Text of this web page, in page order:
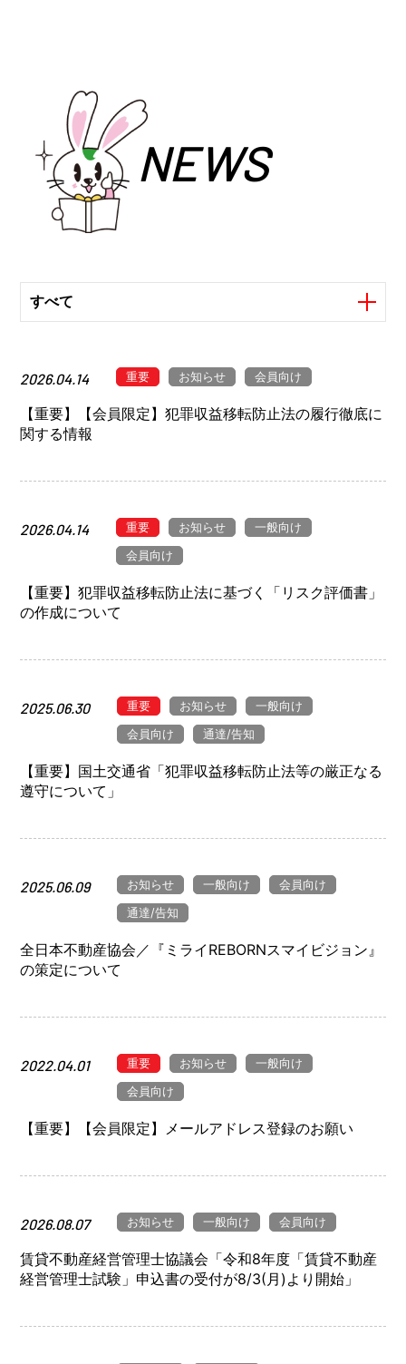
NEWS
すべて
2026.04.14 重要 お知らせ 会員向け
【重要】【会員限定】犯罪収益移転防止法の履行徹底に
関する情報
2026.04.14 重要 お知らせ
一般向け
会員向け
【重要】犯罪収益移転防止法に基づく「リスク評価書」
の作成について
2025.06.30 重要 お知らせ
一般向け
会員向け
通達/告知
【重要】国土交通省「犯罪収益移転防止法等の厳正なる
遵守について」
2025.06.09 お知らせ 一般向け
会員向け
通達/告知
全日本不動産協会／『ミライREBORNスマイビジョン』
の策定について
2022.04.01 重要 お知らせ
一般向け
会員向け
【重要】【会員限定】メールアドレス登録のお願い
2026.08.07 お知らせ 一般向け 会員向け
賃貸不動産経営管理士協議会「令和8年度「賃貸不動産
経営管理士試験」申込書の受付が8/3(月)より開始」